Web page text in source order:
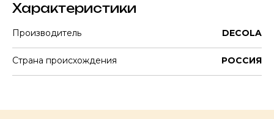
Характеристики
Производитель DECOLA
Страна происхождения РОССИЯ